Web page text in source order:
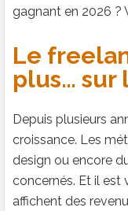
gagnant en 2026 ?
Le
plus… sur
Depuis plusieurs
croissance. Les
design ou encore
concernés. Et il est
affichent des